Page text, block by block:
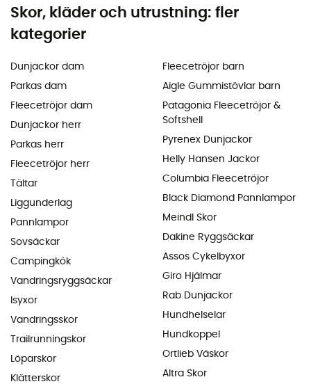
Skor, kläder och utrustning: fler
kategorier
Dunjackor dam
Parkas dam
Fleecetröjor dam
Dunjackor herr
Parkas herr
Fleecetröjor herr
Tältar
Liggunderlag
Pannlampor
Sovsäckar
Campingkök
Vandringsryggsäckar
Isyxor
Vandringsskor
Trailrunningskor
Löparskor
Klätterskor
Fleecetröjor barn
Aigle Gummistövlar barn
Patagonia Fleecetröjor &
Softshell
Pyrenex Dunjackor
Helly Hansen Jackor
Columbia Fleecetröjor
Black Diamond Pannlampor
Meindl Skor
Dakine Ryggsäckar
Assos Cykelbyxor
Giro Hjälmar
Rab Dunjackor
Hundhelselar
Hundkoppel
Ortlieb Väskor
Altra Skor